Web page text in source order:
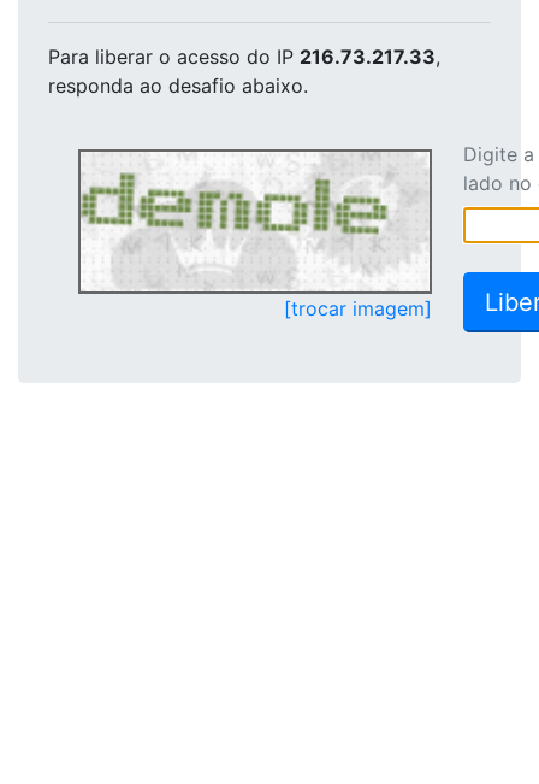
Para liberar o acesso do IP 216.73.217.33,
responda ao desafio abaixo.
[trocar imagem]
Digite
lado no